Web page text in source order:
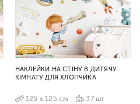
НАКЛЕЙКИ НА СТІНУ В ДИТЯЧУ
КІМНАТУ ДЛЯ ХЛОПЧИКА
125 х 125 см 37 шт